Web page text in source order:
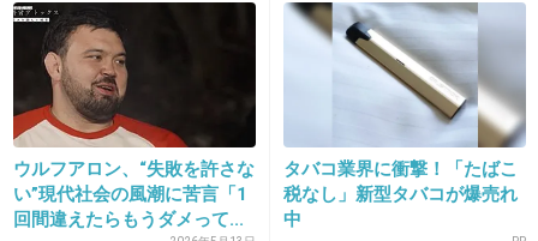
この人を使い続けるメリットって何？
20. 匿名2016/07/19(火) 13:06:16
織田ゆうじってどこ行った？
ウルフアロン、“失敗を許さな
い”現代社会の風潮に苦言「1
回間違えたらもうダメって...
タバコ業界に衝撃！「たばこ
税なし」新型タバコが爆売れ
中